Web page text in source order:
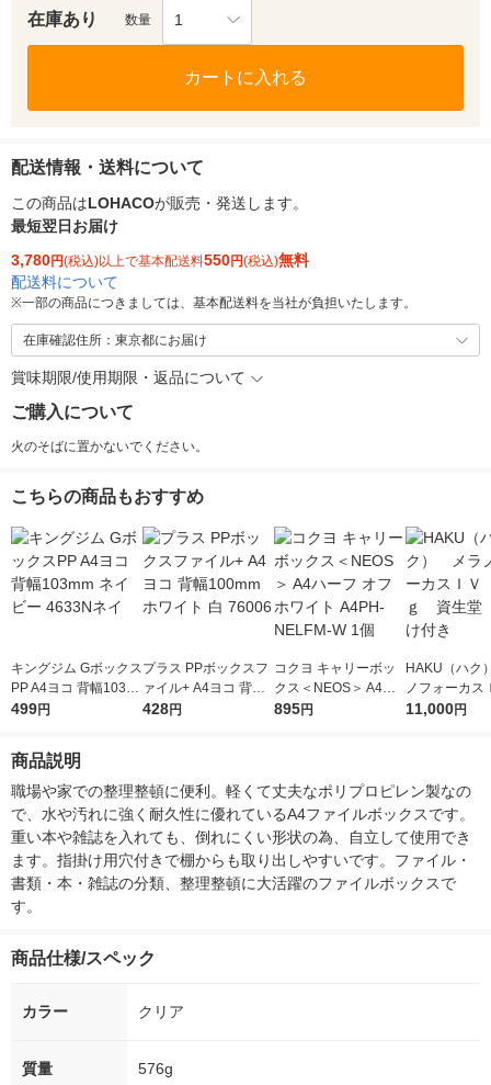
在庫あり 数量 1
カートに入れる
配送情報・送料について
この商品はLOHACOが販売・発送します。
最短翌日お届け
3,780円(税込)以上で基本配送料550円(税込)無料
配送料について
※一部の商品につきましては、基本配送料を当社が負担いたします。
在庫確認住所：東京都にお届け
賞味期限/使用期限・返品について
ご購入について
火のそばに置かないでください。
こちらの商品もおすすめ
キングジム Gボックス
PP A4ヨコ 背幅103m
m ネイビー 4633Nネ
499円
プラス PPボックスフ
ァイル+ A4ヨコ 背幅1
00mm ホワイト 白 76
428円
コクヨ キャリーボッ
クス＜NEOS＞ A4ハ
ーフ オフホワイト A4
895円
HAKU（ハ
ノフォーカ
5ｇ 資生堂
11,000円
商品説明
職場や家での整理整頓に便利。軽くて丈夫なポリプロピレン製なの
で、水や汚れに強く耐久性に優れているA4ファイルボックスです。
重い本や雑誌を入れても、倒れにくい形状の為、自立して使用でき
ます。指掛け用穴付きで棚からも取り出しやすいです。ファイル・
書類・本・雑誌の分類、整理整頓に大活躍のファイルボックスで
す。
商品仕様/スペック
カラー クリア
質量 576g